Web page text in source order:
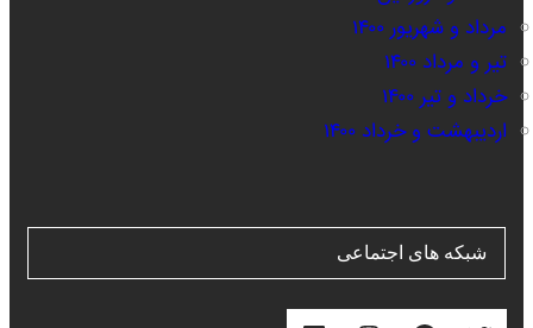
مرداد و شهریور ۱۴۰۰
تیر و مرداد ۱۴۰۰
خرداد و تیر ۱۴۰۰
اردیبهشت و خرداد ۱۴۰۰
شبکه های اجتماعی